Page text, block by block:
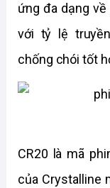
ứng đa dạng
với tỷ lệ
chống chói tốt
CR20 là mã
của Crystalline